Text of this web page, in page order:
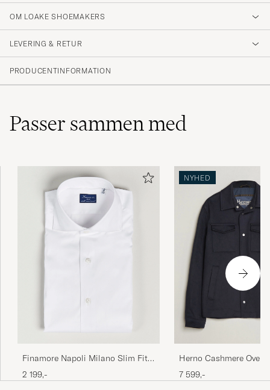
It’s of excellent quality, elegant, comfortable,
and absolutely wonderful.
OM LOAKE SHOEMAKERS
LEVERING & RETUR
PRODUCENTINFORMATION
Passer sammen med
Finamore Napoli Milano Slim Fit
Stretch Shirt White
2 199,-
NYHED
Herno Cashmere
7 599,-